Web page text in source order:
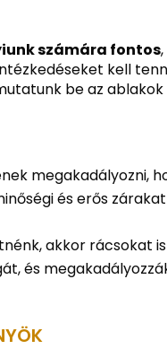
számára fontos
kell
be az ablakok
megakadályozni,
és erős
akkor rácsokat
és